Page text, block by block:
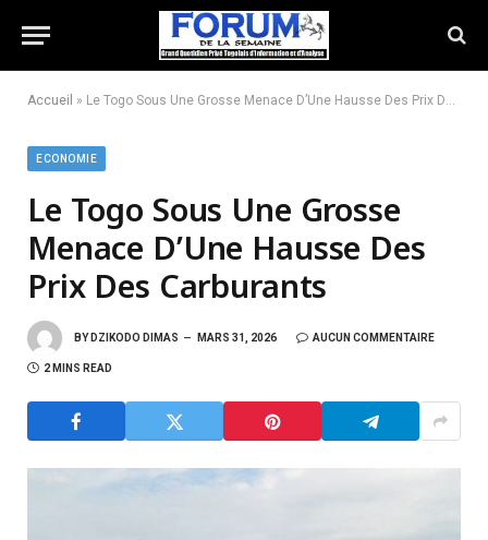
Accueil » Le Togo Sous Une Grosse Menace D’Une Hausse Des Prix Des Carburants
ECONOMIE
Le Togo Sous Une Grosse
Menace D’Une Hausse Des
Prix Des Carburants
BY DZIKODO DIMAS MARS 31, 2026 AUCUN COMMENTAIRE
2 MINS READ